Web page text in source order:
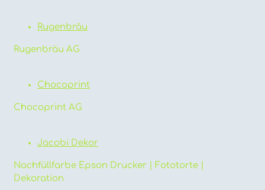
Rugenbräu
Rugenbräu AG
Chocoprint
Chocoprint AG
Jacobi Dekor
Nachfüllfarbe Epson Drucker | Fototorte |
Dekoration